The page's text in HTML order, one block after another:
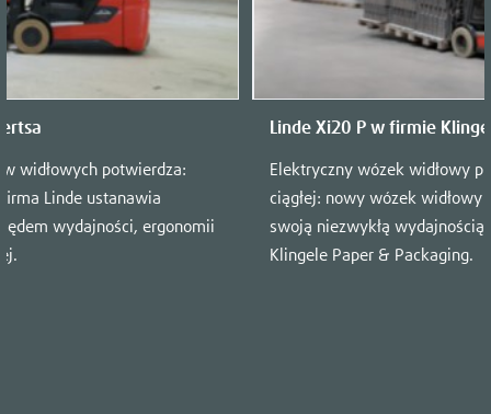
widłowych potwierdza:
Linde ustanawia
wydajności, ergonomii
Linde Xi20 P w firmie
Elektryczny wózek widłowy
ciągłej: nowy wózek widłowy
swoją niezwykłą
Klingele Paper & Packaging.